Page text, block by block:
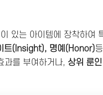
있는 아이템에 장착하여
트(Insight), 명예(Honor)
과를 부여하거나, 상위 룬